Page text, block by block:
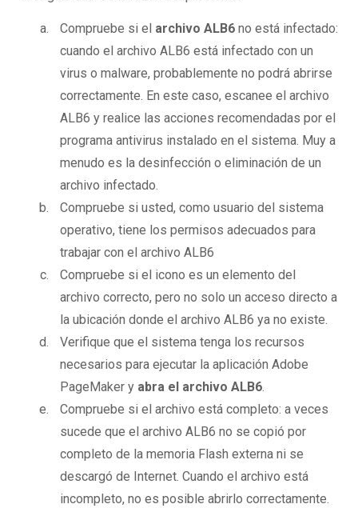
Compruebe si el archivo ALB6 no está infectado:
cuando el archivo ALB6 está infectado con un
virus o malware, probablemente no podrá abrirse
correctamente. En este caso, escanee el archivo
ALB6 y realice las acciones recomendadas por el
programa antivirus instalado en el sistema. Muy a
menudo es la desinfección o eliminación de un
archivo infectado.
Compruebe si usted, como usuario del sistema
operativo, tiene los permisos adecuados para
trabajar con el archivo ALB6
Compruebe si el icono es un elemento del
archivo correcto, pero no solo un acceso directo a
la ubicación donde el archivo ALB6 ya no existe.
Verifique que el sistema tenga los recursos
necesarios para ejecutar la aplicación Adobe
PageMaker y abra el archivo ALB6.
Compruebe si el archivo está completo: a veces
sucede que el archivo ALB6 no se copió por
completo de la memoria Flash externa ni se
descargó de Internet. Cuando el archivo está
incompleto, no es posible abrirlo correctamente.